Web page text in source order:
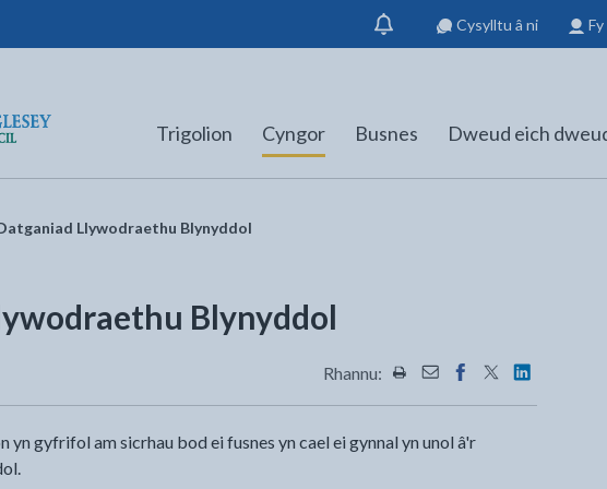
Dangos
hysbysiad
Cysylltu â ni
Trigolion Cyngor Busnes Dweud eich
Llywodraethu Blynyddol
Blynyddol
Rhannu: Rhannwch y dudalen hon
Rhannwch y dudalen
Rhannwch y
Rhannwch y
Rhannwch
yn gyfrifol am sicrhau bod ei fusnes yn cael ei gynnal yn unol â'r